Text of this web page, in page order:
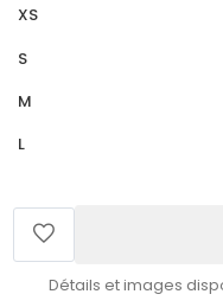
XS
S
M
L
Détails et images